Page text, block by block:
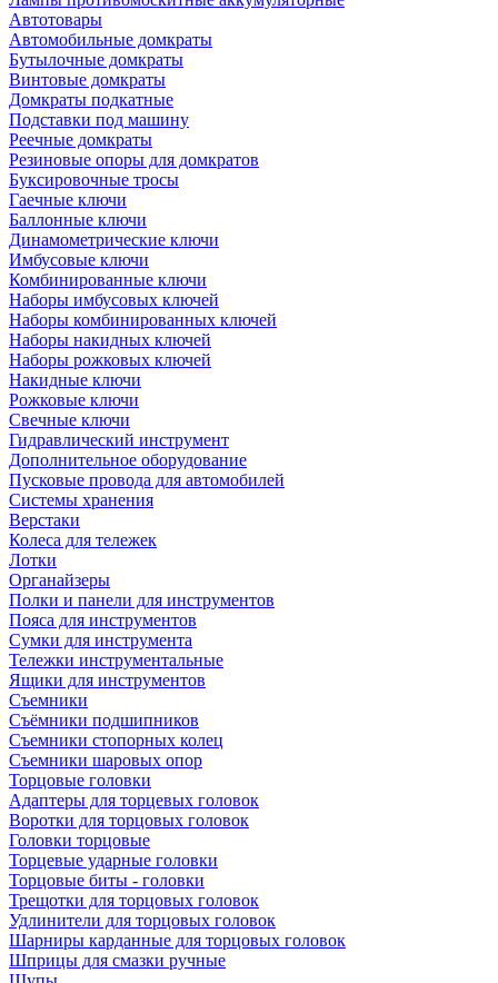
Автотовары
Автомобильные домкраты
Бутылочные домкраты
Винтовые домкраты
Домкраты подкатные
Подставки под машину
Реечные домкраты
Резиновые опоры для домкратов
Буксировочные тросы
Гаечные ключи
Баллонные ключи
Динамометрические ключи
Имбусовые ключи
Комбинированные ключи
Наборы имбусовых ключей
Наборы комбинированных ключей
Наборы накидных ключей
Наборы рожковых ключей
Накидные ключи
Рожковые ключи
Свечные ключи
Гидравлический инструмент
Дополнительное оборудование
Пусковые провода для автомобилей
Системы хранения
Верстаки
Колеса для тележек
Лотки
Органайзеры
Полки и панели для инструментов
Пояса для инструментов
Сумки для инструмента
Тележки инструментальные
Ящики для инструментов
Съемники
Съёмники подшипников
Съемники стопорных колец
Съемники шаровых опор
Торцовые головки
Адаптеры для торцевых головок
Воротки для торцовых головок
Головки торцовые
Торцевые ударные головки
Торцовые биты - головки
Трещотки для торцовых головок
Удлинители для торцовых головок
Шарниры карданные для торцовых головок
Шприцы для смазки ручные